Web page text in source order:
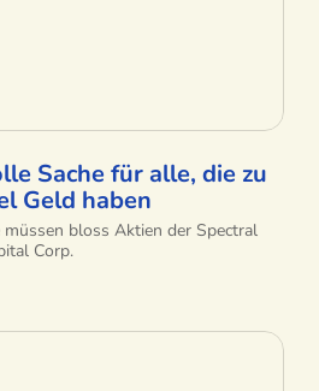
Sache für alle, die zu
Geld haben
müssen bloss Aktien der Spectral
Corp.